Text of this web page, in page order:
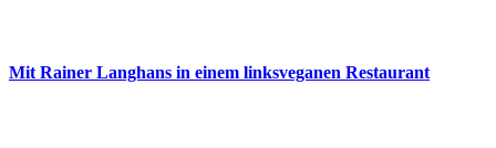
Mit Rainer Langhans in einem linksveganen Restaurant